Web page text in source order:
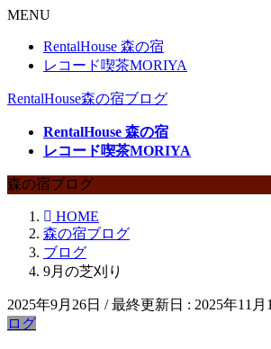
MENU
RentalHouse 森の宿
レコード喫茶MORIYA
RentalHouse森の宿ブログ
RentalHouse 森の宿
レコード喫茶MORIYA
森の宿ブログ
HOME
森の宿ブログ
ブログ
9月の芝刈り
2025年9月26日 / 最終更新日 : 2025年11月
ログ